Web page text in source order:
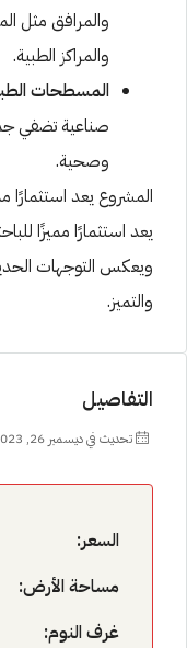
والمرافق مثل
والمراكز الطبية.
المسطحات
صناعية تضفي
وصحية.
المشروع يعد استثمارًا
يعد استثمارًا مميزًا
ويعكس التوجهات
والتميز.
التفاصيل
تحديث في ديسمبر 26, 2023 في 3:57 م
السعر:
مساحة الأرض:
غرف النوم: